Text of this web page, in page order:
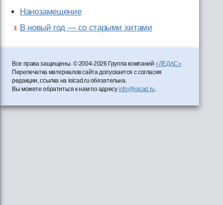
Нанозамещение
В новый год — со старыми хитами
Все права защищены. © 2004-2026 Группа компаний«ЛЕДАС»
Перепечатка материалов сайта допускается с согласия
редакции, ссылка на isicad.ru обязательна.
Вы можете обратиться к нам по адресуinfo@isicad.ru